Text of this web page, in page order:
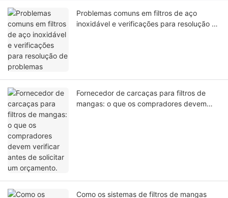
Problemas comuns em filtros de aço
inoxidável e verificações para resolução de
Fornecedor de carcaças para filtros de
mangas: o que os compradores devem
Como os sistemas de filtros de mangas